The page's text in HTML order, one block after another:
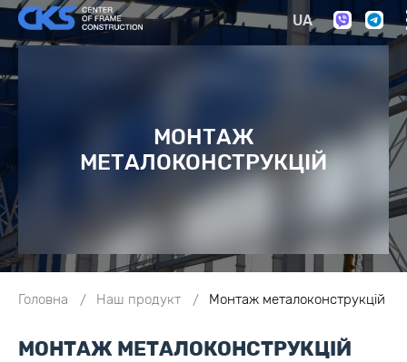
UA
МОНТАЖ
МЕТАЛОКОНСТРУКЦІЙ
Головна Наш продукт Монтаж металоконструкцій
МОНТАЖ МЕТАЛОКОНСТРУКЦІЙ